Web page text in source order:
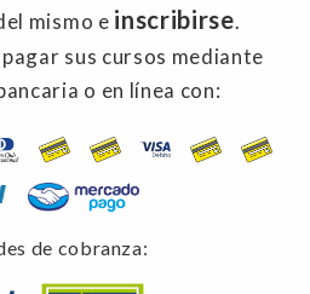
mismo e inscribirse.
sus cursos mediante
o en línea con:
de cobranza: